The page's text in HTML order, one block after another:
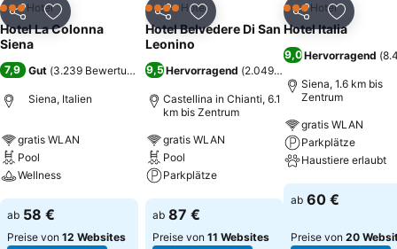
Teilen Zu Favoriten hinzufügen
3 SterneHotel
Hotel La Colonna
Siena
7,9 Gut (3.239 Bewertungen)
Siena, Italien
gratis WLAN
Pool
Wellness
Preise sehen
ab 58 €
Preise von 12 Websites
Teilen Zu Favoriten hinzufügen
4 SterneHotel
Hotel Belvedere Di San
Leonino
9,5Hervorragend (2.049 Bewertungen
Castellina in Chianti, 6.1
km bis Zentrum
gratis WLAN
Pool
Parkplätze
Preise sehen
ab 87 €
Preise von 11 Websites
Teilen Zu
3 SterneHotel
Hotel Italia
9,0Hervorragend (
Siena, 1.6 km bis
Zentrum
gratis WLAN
Parkplätze
Haustiere erlaubt
Preise sehen
ab 60 €
Preise von 20